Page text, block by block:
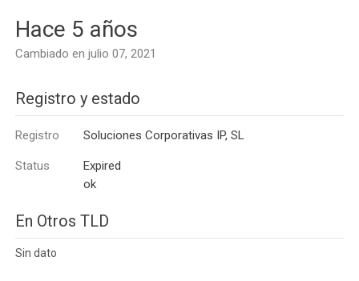
Hace 5 años
Cambiado en julio 07, 2021
Registro y estado
Registro Soluciones Corporativas IP, SL
Status
Expired
ok
En Otros TLD
Sin dato